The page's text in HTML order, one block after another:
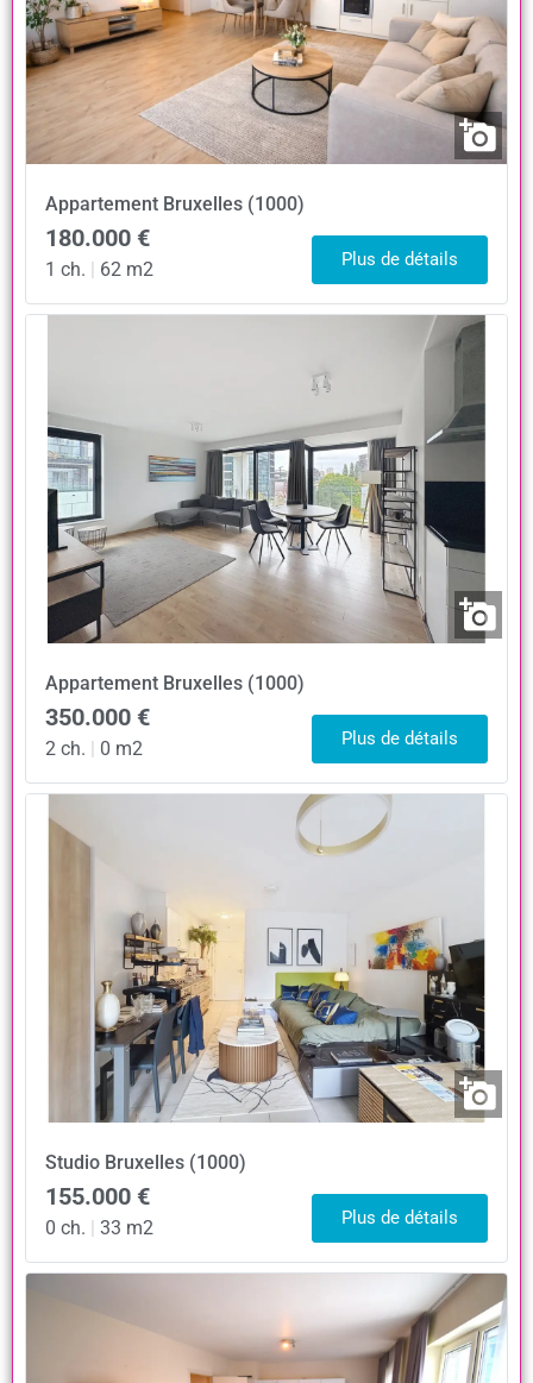
Appartement Bruxelles (1000)
180.000 €
1 ch. | 62 m2 Plus de détails
Appartement Bruxelles (1000)
350.000 €
2 ch. | 0 m2 Plus de détails
Studio Bruxelles (1000)
155.000 €
0 ch. 33 m2 Plus de détails